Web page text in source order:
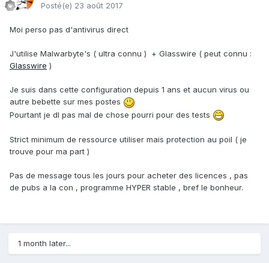
Posté(e) 23 août 2017
Moi perso pas d'antivirus direct
J'utilise Malwarbyte's ( ultra connu ) + Glasswire ( peut connu :
Glasswire )
Je suis dans cette configuration depuis 1 ans et aucun virus ou
autre bebette sur mes postes
Pourtant je dl pas mal de chose pourri pour des tests
Strict minimum de ressource utiliser mais protection au poil ( je
trouve pour ma part )
Pas de message tous les jours pour acheter des licences , pas
de pubs a la con , programme HYPER stable , bref le bonheur.
1 month later...